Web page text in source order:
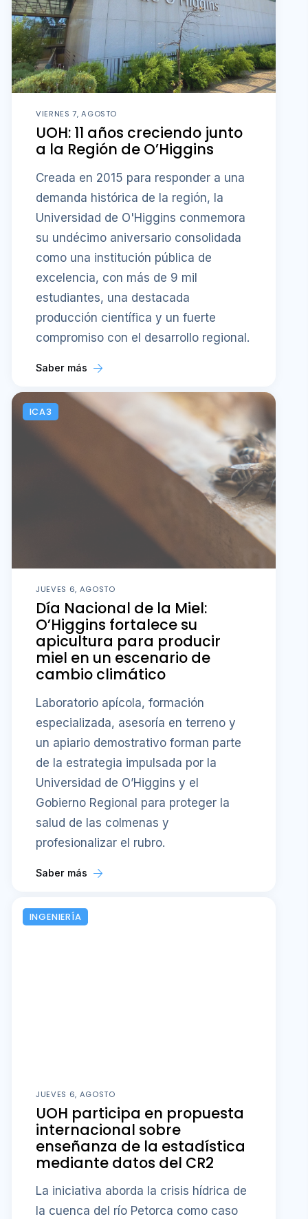
VIERNES 7, AGOSTO
UOH: 11 años creciendo junto
a la Región de O’Higgins
Creada en 2015 para responder a una
demanda histórica de la región, la
Universidad de O'Higgins conmemora
su undécimo aniversario consolidada
como una institución pública de
excelencia, con más de 9 mil
estudiantes, una destacada
producción científica y un fuerte
compromiso con el desarrollo regional.
Saber más
ICA3
JUEVES 6, AGOSTO
Día Nacional de la Miel:
O’Higgins fortalece su
apicultura para producir
miel en un escenario de
cambio climático
Laboratorio apícola, formación
especializada, asesoría en terreno y
un apiario demostrativo forman parte
de la estrategia impulsada por la
Universidad de O’Higgins y el
Gobierno Regional para proteger la
salud de las colmenas y
profesionalizar el rubro.
Saber más
INGENIERÍA
JUEVES 6, AGOSTO
UOH participa en propuesta
internacional sobre
enseñanza de la estadística
mediante datos del CR2
La iniciativa aborda la crisis hídrica de
la cuenca del río Petorca como caso